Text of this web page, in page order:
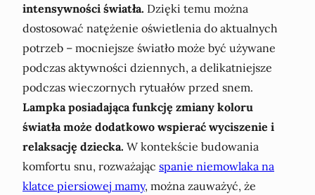
intensywności światła. Dzięki temu można
dostosować natężenie oświetlenia do aktualnych
potrzeb – mocniejsze światło może być używane
podczas aktywności dziennych, a delikatniejsze
podczas wieczornych rytuałów przed snem.
Lampka posiadająca funkcję zmiany koloru
światła może dodatkowo wspierać wyciszenie i
relaksację dziecka. W kontekście budowania
komfortu snu, rozważając spanie niemowlaka na
klatce piersiowej mamy, można zauważyć, że